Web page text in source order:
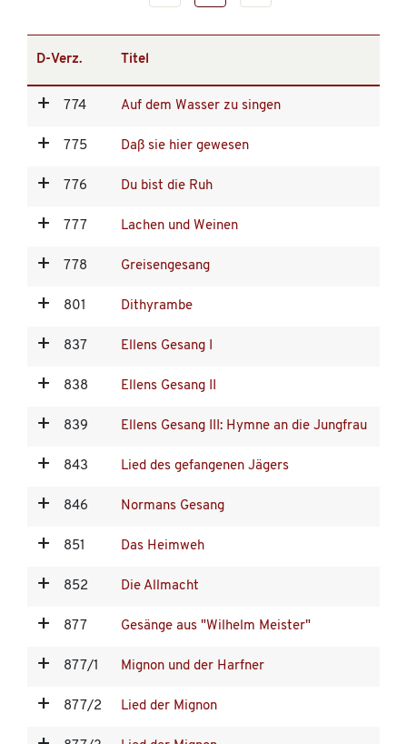
D-Verz. Titel
774 Auf dem Wasser zu singen
775 Daß sie hier gewesen
776 Du bist die Ruh
777 Lachen und Weinen
778 Greisengesang
801 Dithyrambe
837 Ellens Gesang I
838 Ellens Gesang II
839 Ellens Gesang III: Hymne an die Jungfrau
843 Lied des gefangenen Jägers
846 Normans Gesang
851 Das Heimweh
852 Die Allmacht
877 Gesänge aus "Wilhelm Meister"
877/1 Mignon und der Harfner
877/2 Lied der Mignon